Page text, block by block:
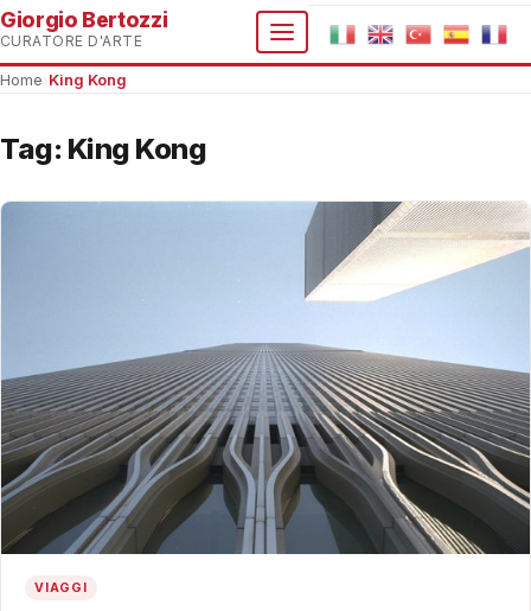
Giorgio Bertozzi
CURATORE D'ARTE
Home King Kong
Tag: King Kong
VIAGGI